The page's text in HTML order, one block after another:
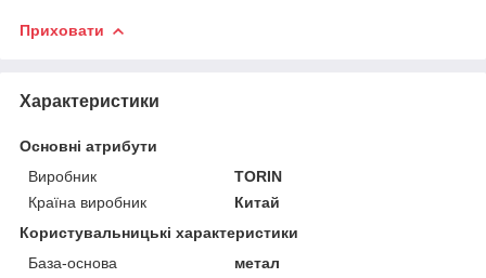
Приховати
Характеристики
Основні атрибути
Виробник
TORIN
Країна виробник
Китай
Користувальницькі характеристики
База-основа
метал